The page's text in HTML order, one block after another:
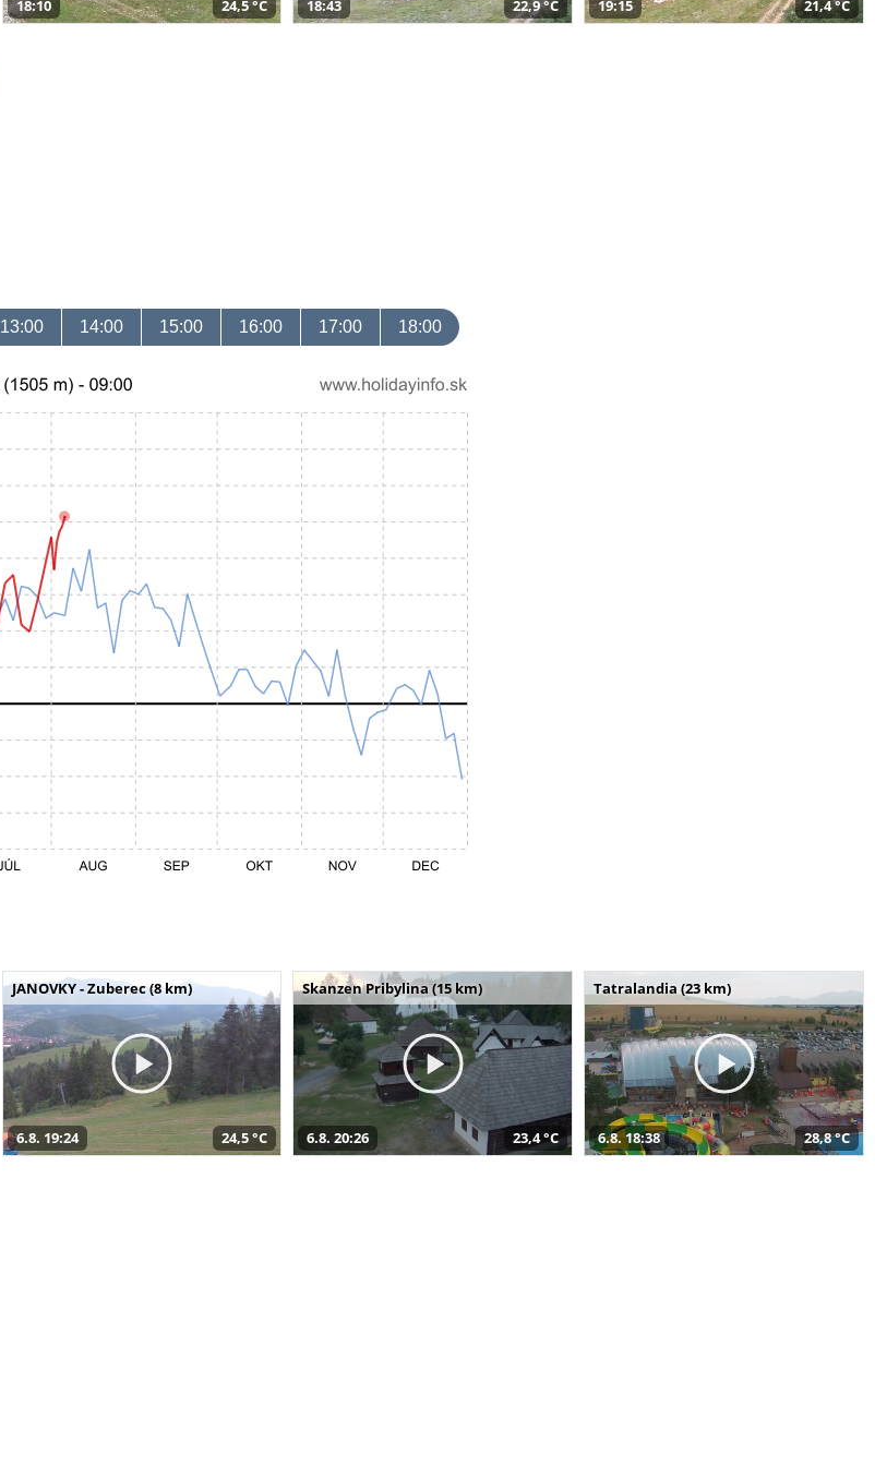
18:10 24,5 °C 18:43 22,9 °C 19:15 21,4 °C
13:00 14:00 15:00 16:00 17:00 18:00
JANOVKY - Zuberec (8 km)
6.8. 19:24 24,5 °C
Skanzen Pribylina (15 km)
6.8. 20:26 23,4 °C
Tatralandia (23 km)
6.8. 18:38 28,8 °C